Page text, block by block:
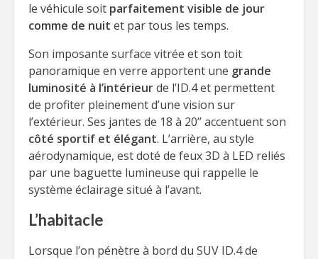
le véhicule soit parfaitement visible de jour
comme de nuit et par tous les temps.
Son imposante surface vitrée et son toit
panoramique en verre apportent une grande
luminosité à l’intérieurde l’ID.4 et permettent
de profiter pleinement d’une vision sur
l’extérieur. Ses jantes de 18 à 20’’ accentuent son
côté sportif et élégant. L’arrière, au style
aérodynamique, est doté de feux 3D à LED reliés
par une baguette lumineuse qui rappelle le
système éclairage situé à l’avant.
L’habitacle
Lorsque l’on pénètre à bord du SUV ID.4 de